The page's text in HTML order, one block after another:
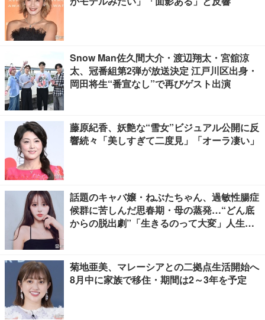
Snow Man佐久間大介・渡辺翔太・宮舘涼
太、冠番組第2弾が放送決定 江戸川区出身・
岡田将生“番宣なし”で再びゲスト出演
藤原紀香、妖艶な“雪女”ビジュアル公開に反
響続々「美しすぎて二度見」「オーラ凄い」
話題のキャバ嬢・ねぶたちゃん、過敏性腸症
候群に苦しんだ思春期・母の蒸発…“どん底
からの脱出劇”「生きるのって大変」人生変
菊地亜美、マレーシアとの二拠点生活開始へ
8月中に家族で移住・期間は2～3年を予定